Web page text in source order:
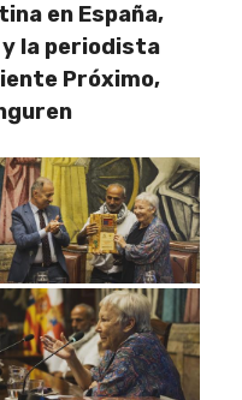
en España,
y la periodista
Próximo,